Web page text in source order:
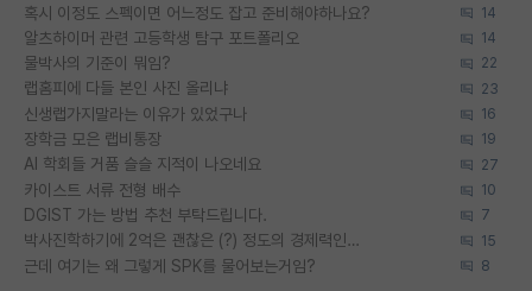
혹시 이정도 스펙이면 어느정도 잡고 준비해야하나요? 14
알츠하이머 관련 고등학생 탐구 포트폴리오 14
물박사의 기준이 뭐임? 22
랩홈피에 다들 본인 사진 올리냐 23
신생랩가지말라는 이유가 있었구나 16
장학금 모은 랩비통장 19
AI 학회들 거품 슬슬 지적이 나오네요 27
카이스트 서류 전형 배수 10
DGIST 가는 방법 추천 부탁드립니다. 7
박사진학하기에 2억은 괜찮은 (?) 정도의 경제력인가요 15
근데 여기는 왜 그렇게 SPK를 물어보는거임? 8